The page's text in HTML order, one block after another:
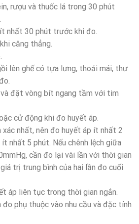
rượu và thuốc lá trong 30 phút
nhất 30 phút trước khi đo.
căng thẳng.
lên ghế có tựa lưng, thoải mái, thư
đặt vòng bít ngang tầm với tim
cử động khi đo huyết áp.
xác nhất, nên đo huyết áp ít nhất 2
ít nhất 5 phút. Nếu chênh lệch giữa
cần đo lại vài lần với thời gian
trị trung bình của hai lần đo cuối
áp liên tục trong thời gian ngắn.
phụ thuộc vào nhu cầu và đặc tính